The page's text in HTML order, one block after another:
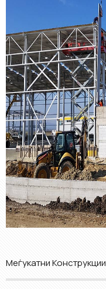
Меѓукатни Конструкции